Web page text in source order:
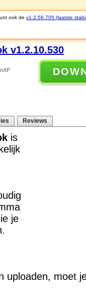
ook de v1.2.56.705 (laatste
v1.2.10.530
Reviews
is
je
uploaden, moet